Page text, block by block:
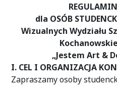
dla OSÓB
Wizualnych Wydziału
„Jestem Art &
I. CEL I ORGANIZACJA
Zapraszamy osoby